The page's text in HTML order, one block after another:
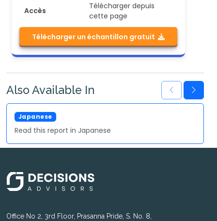
Accès
Télécharger depuis
cette page
Télécharger un échantillon gratuit
Also Available In
Japanese
Read this report in Japanese
Office No 2, 3rd Floor, Prasanna Pride, S. No. 8,